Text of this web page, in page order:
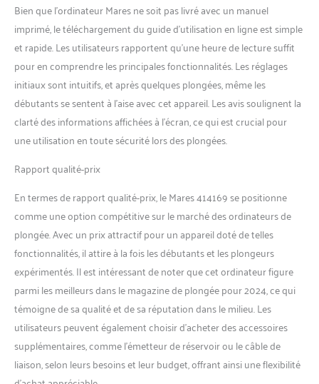
Bien que l’ordinateur Mares ne soit pas livré avec un manuel
imprimé, le téléchargement du guide d’utilisation en ligne est simple
et rapide. Les utilisateurs rapportent qu’une heure de lecture suffit
pour en comprendre les principales fonctionnalités. Les réglages
initiaux sont intuitifs, et après quelques plongées, même les
débutants se sentent à l’aise avec cet appareil. Les avis soulignent la
clarté des informations affichées à l’écran, ce qui est crucial pour
une utilisation en toute sécurité lors des plongées.
Rapport qualité-prix
En termes de rapport qualité-prix, le Mares 414169 se positionne
comme une option compétitive sur le marché des ordinateurs de
plongée. Avec un prix attractif pour un appareil doté de telles
fonctionnalités, il attire à la fois les débutants et les plongeurs
expérimentés. Il est intéressant de noter que cet ordinateur figure
parmi les meilleurs dans le magazine de plongée pour 2024, ce qui
témoigne de sa qualité et de sa réputation dans le milieu. Les
utilisateurs peuvent également choisir d’acheter des accessoires
supplémentaires, comme l’émetteur de réservoir ou le câble de
liaison, selon leurs besoins et leur budget, offrant ainsi une flexibilité